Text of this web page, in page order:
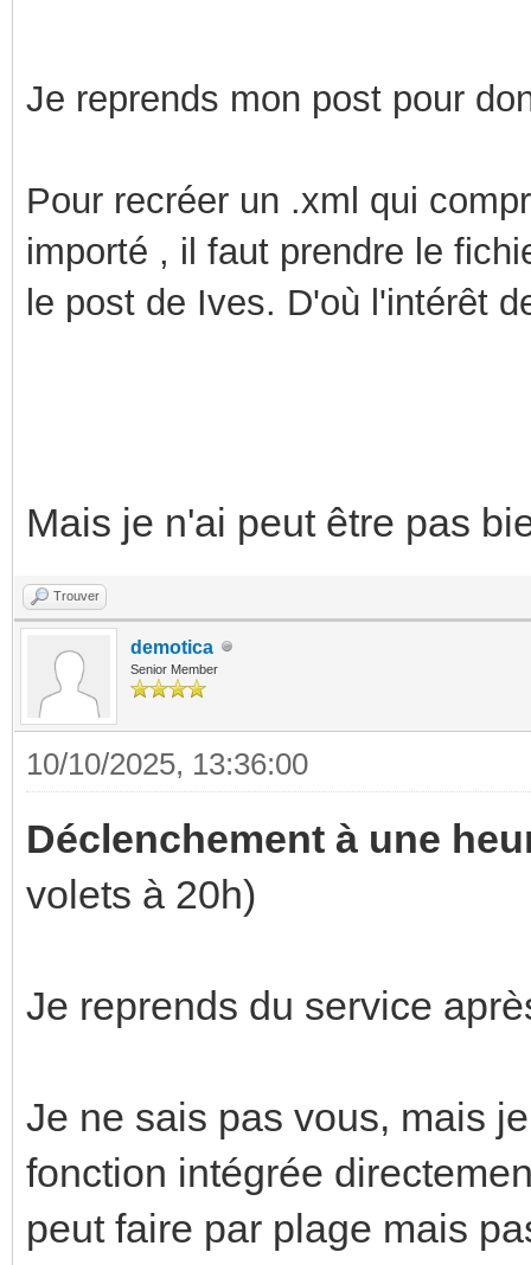
Je reprends mon post pour
Pour recréer un .xml qui
importé , il faut prendre le
le post de Ives. D'où l'intérêt
Mais je n'ai peut être pas
Trouver
demotica
Senior Member
10/10/2025, 13:36:00
Déclenchement à une
volets à 20h)
Je reprends du service
Je ne sais pas vous, mais
fonction intégrée
peut faire par plage mais